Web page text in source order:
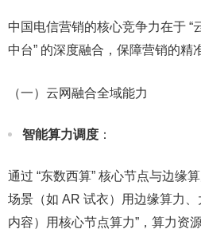
中国电信营销的核心竞争力在于 “
中台” 的深度融合，保障营销的精
（一）云网融合全域能力​
智能算力调度 ：​
通过 “东数西算” 核心节点与边缘
场景（如 AR 试衣）用边缘算力
内容）用核心节点算力”，算力资